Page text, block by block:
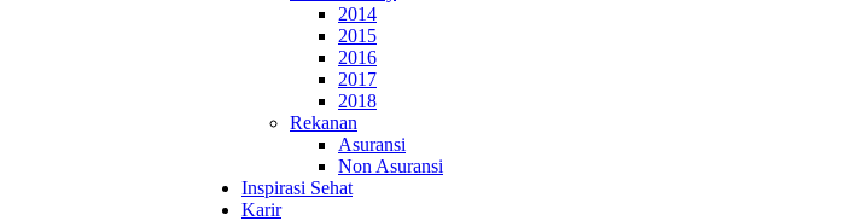
2014
2015
2016
2017
2018
Rekanan
Asuransi
Non Asuransi
Inspirasi Sehat
Karir